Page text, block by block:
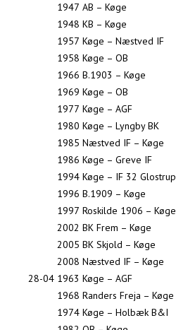
1947 AB – Køge
1948 KB – Køge
1957 Køge – Næstved IF
1958 Køge – OB
1966 B.1903 – Køge
1969 Køge – OB
1977 Køge – AGF
1980 Køge – Lyngby BK
1985 Næstved IF – Køge
1986 Køge – Greve IF
1994 Køge – IF 32 Glostrup
1996 B.1909 – Køge
1997 Roskilde 1906 – Køge
2002 BK Frem – Køge
2005 BK Skjold – Køge
2008 Næstved IF – Køge
28-04 1963 Køge – AGF
1968 Randers Freja – Køge
1974 Køge – Holbæk B&I